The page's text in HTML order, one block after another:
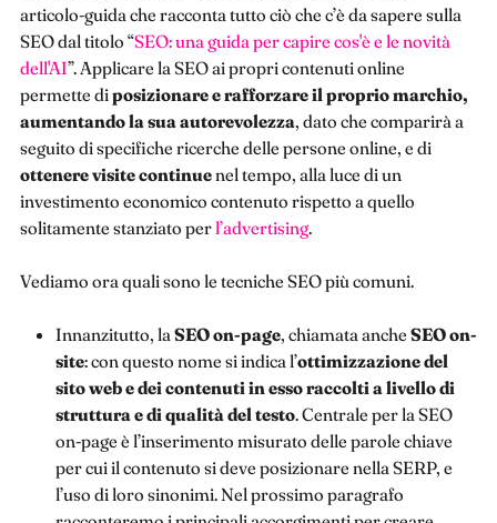
articolo-guida che racconta tutto ciò che c’è da sapere sulla
SEO dal titolo “SEO: una guida per capire cos'è e le novità
dell'AI”. Applicare la SEO ai propri contenuti online
permette diposizionare e rafforzare il proprio marchio,
aumentando la sua autorevolezza, dato che comparirà a
seguito di specifiche ricerche delle persone online, e di
ottenere visite continuenel tempo, alla luce di un
investimento economico contenuto rispetto a quello
solitamente stanziato perl’advertising.
Vediamo ora quali sono le tecniche SEO più comuni.
Innanzitutto, la SEO on-page, chiamata anche SEO on-
site: con questo nome si indica l’ottimizzazione del
sito web e dei contenuti in esso raccolti a livello di
struttura e di qualità del testo. Centrale per la SEO
on-page è l’inserimento misurato delle parole chiave
per cui il contenuto si deve posizionare nella SERP, e
l’uso di loro sinonimi. Nel prossimo paragrafo